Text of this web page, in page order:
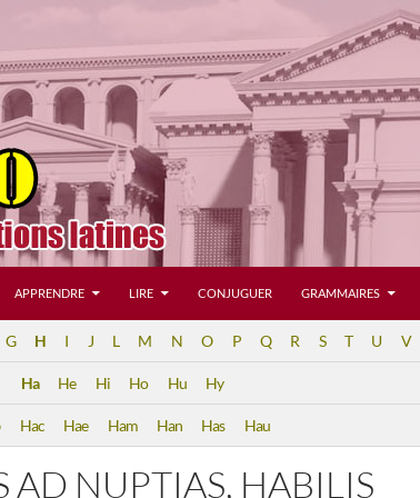
APPRENDRE LIRE CONJUGUER GRAMMAIRES
G H I J L M N O P Q R S T U V
Ha He Hi Ho Hu Hy
Hac Hae Ham Han Has Hau
AD NUPTIAS, HABILIS